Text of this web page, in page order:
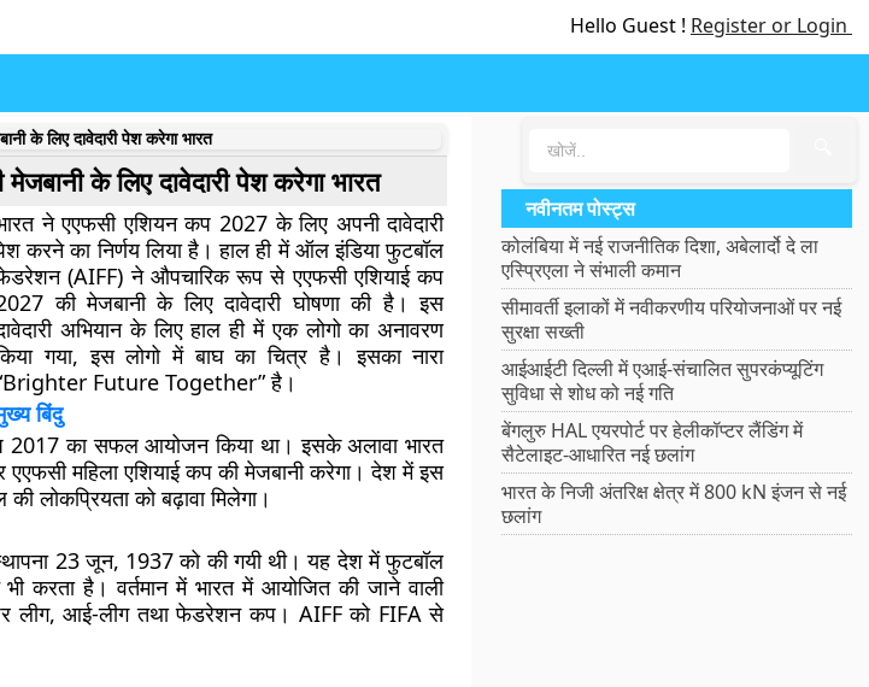
Hello Guest ! Register or Login
के लिए दावेदारी पेश करेगा भारत
के लिए दावेदारी पेश करेगा भारत
ने एएफसी एशियन कप 2027 के लिए अपनी दावेदारी
करने का निर्णय लिया है। हाल ही में ऑल इंडिया फुटबॉल
(AIFF) ने औपचारिक रूप से एएफसी एशियाई कप
की मेजबानी के लिए दावेदारी घोषणा की है। इस
अभियान के लिए हाल ही में एक लोगो का अनावरण
गया, इस लोगो में बाघ का चित्र है। इसका नारा
Future Together” है।
बिंदु
का सफल आयोजन किया था। इसके अलावा भारत
महिला एशियाई कप की मेजबानी करेगा। देश में इस
को बढ़ावा मिलेगा।
23 जून, 1937 को की गयी थी। यह देश में फुटबॉल
करता है। वर्तमान में भारत में आयोजित की जाने वाली
लीग, आई-लीग तथा फेडरेशन कप। AIFF को FIFA से
नवीनतम पोस्ट्स
कोलंबिया में नई राजनीतिक दिशा, अबेलार्दो दे ला
एस्प्रिएला ने संभाली कमान
सीमावर्ती इलाकों में नवीकरणीय परियोजनाओं पर नई
सुरक्षा सख्ती
आईआईटी दिल्ली में एआई-संचालित सुपरकंप्यूटिंग
सुविधा से शोध को नई गति
बेंगलुरु HAL एयरपोर्ट पर हेलीकॉप्टर लैंडिंग में
सैटेलाइट-आधारित नई छलांग
भारत के निजी अंतरिक्ष क्षेत्र में 800 kN इंजन से नई
छलांग